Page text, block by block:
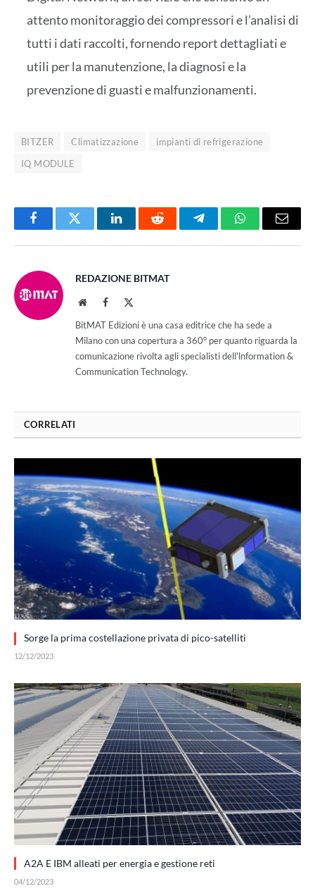
attento monitoraggio dei compressori e l’analisi di
tutti i dati raccolti, fornendo report dettagliati e
utili per la manutenzione, la diagnosi e la
prevenzione di guasti e malfunzionamenti.
BITZER Climatizzazione
impianti di refrigerazione
IQ MODULE
FacebookTwitter LinkedInReddit TelegramWhatsAppEmail
REDAZIONE BITMAT
WebsiteFacebook
BitMAT Edizioni è una casa editrice che ha sede a
Milano con una copertura a 360° per quanto riguarda la
comunicazione rivolta agli specialisti dell'lnformation &
Communication Technology.
CORRELATI
Sorge la prima costellazione privata di pico-satelliti
12/12/2023
A2A E IBM alleati per energia e gestione reti
04/12/2023